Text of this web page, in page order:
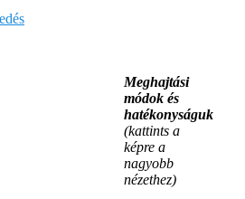
Meghajtási
módok és
hatékonyságuk
(kattints a
képre a
nagyobb
nézethez)